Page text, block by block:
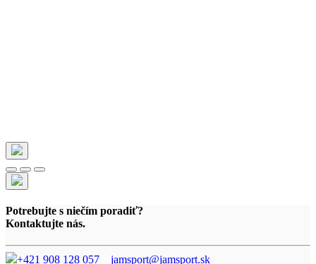
Potrebujte s niečím poradiť?
Kontaktujte nás.
+421 908 128 057 jamsport@jamsport.sk